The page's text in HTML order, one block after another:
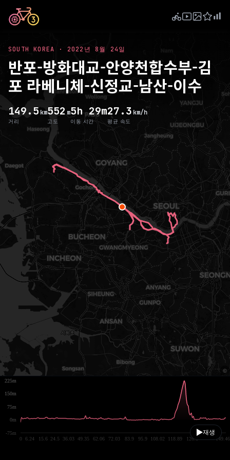
SOUTH KOREA · 2022년 8월 24일
반포-방화대교-안양천합수부-김
포 라베니체-신정교-남산-이수
149.5 km
거리
552 m
고도
5h 29m
이동 시간
27.3 km/h
평균 속도
재생
0 6.24 15.6 24.5 36.03 49.35 62.06 72.03 83.9 95.9 108.02 118.89 126.8 149.46
-75m
0m
75m
150m
225m